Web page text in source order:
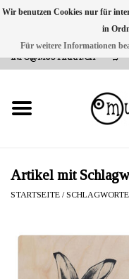
VERSANDKOSTEN 0 CHF
INFO@MUSTIKKA.CH
NEU BEI UNS
SHOP - A PIECE OF
FINLAND FOR YOU
Artikel mit
STARTSEITE /SCHLAGWORTE
Wir benutzen Cookies nur für
in
Für weitere Informationen